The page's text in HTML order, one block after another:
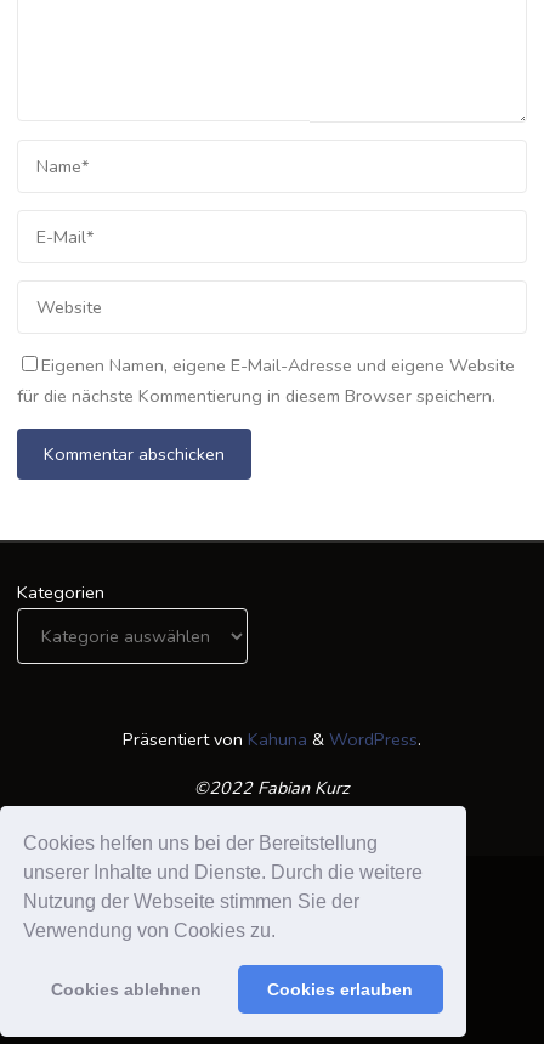
Cookies helfen uns bei der Bereitstellung
unserer Inhalte und Dienste. Durch die weitere
Nutzung der Webseite stimmen Sie der
Verwendung von Cookies zu.
Cookies ablehnen Cookies erlauben
Eigenen Namen, eigene E-Mail-Adresse und eigene Website
für die nächste Kommentierung in diesem Browser speichern.
Kategorien
Präsentiert von Kahuna & WordPress.
©2022 Fabian Kurz
Datenschutzerklärung /Impressum
Suchen nach: